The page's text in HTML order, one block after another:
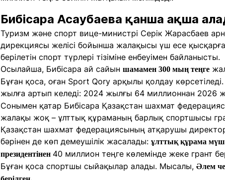
Бибісара Асаубаева қанша ақша
Туризм және спорт вице-министрі Серік Жарасбаев
дирекциясы желісі бойынша жалақысы үш есе
берілетін спорт түрлері тізіміне енбеуімен байланысты.
Осылайша, Бибісара ай сайын шамамен 300 мың теңге
Бұған қоса, оған Sport Qory арқылы қолдау
жылға артып келеді: 2024 жылғы 64 миллионнан 2026
Сонымен қатар Бибісара Қазақстан шахмат
жалақы жоқ – ұлттық құраманың барлық спортшысы
Қазақстан шахмат федерациясының атқарушы
бәрінен де көп демеушілік жасалады: ұлттық құрама
президентінен 40 миллион теңге көлемінде жеке грант
Бұған қоса спортшы сыйақылар алады. Мысалы, Әлем